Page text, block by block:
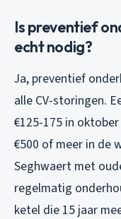
Is preventief
echt nodig?
Ja, preventief
alle CV-storingen.
€125-175 in
€500 of meer in de
Seghwaert met
regelmatig
ketel die 15 jaar